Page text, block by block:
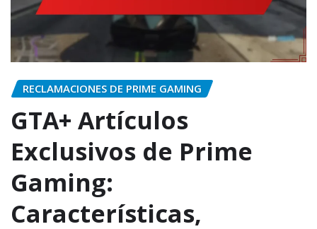
RECLAMACIONES DE PRIME GAMING
GTA+ Artículos
Exclusivos de Prime
Gaming:
Características,